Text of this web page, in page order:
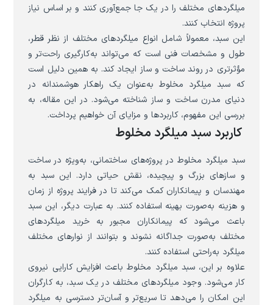
میلگردهای مختلف را در یک جا جمع‌آوری کنند و بر اساس نیاز
پروژه انتخاب کنند.
این سبد، معمولاً شامل انواع میلگردهای مختلف از نظر قطر،
طول و مشخصات فنی است که می‌تواند به‌کارگیری راحت‌تر و
مؤثرتری در روند ساخت و ساز ایجاد کند. به همین دلیل است
که سبد میلگرد مخلوط به‌عنوان یک راهکار هوشمندانه در
دنیای مدرن ساخت و ساز شناخته می‌شود. در این مقاله، به
بررسی این مفهوم، کاربردها و مزایای آن خواهیم پرداخت.
کاربرد سبد میلگرد مخلوط
سبد میلگرد مخلوط در پروژه‌های ساختمانی، به‌ویژه در ساخت
و سازهای بزرگ و پیچیده، نقش حیاتی دارد. این سبد به
مهندسان و پیمانکاران کمک می‌کند تا در فرایند پروژه از زمان
و هزینه به‌صورت بهینه استفاده کنند. به عبارت دیگر، این سبد
باعث می‌شود که پیمانکاران مجبور به خرید میلگردهای
مختلف به‌صورت جداگانه نشوند و بتوانند از نوارهای مختلف
میلگرد به‌راحتی استفاده کنند.
علاوه بر این، سبد میلگرد مخلوط باعث افزایش کارایی نیروی
کار می‌شود. وجود میلگردهای مختلف در یک سبد، به کارگران
این امکان را می‌دهد تا سریع‌تر و آسان‌تر دسترسی به میلگرد